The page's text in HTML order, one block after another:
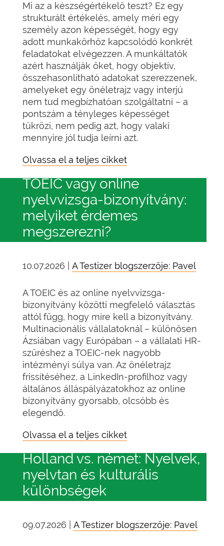
Mi az a készségértékelő teszt? Ez egy
strukturált értékelés, amely méri egy
személy azon képességét, hogy egy
adott munkakörhöz kapcsolódó konkrét
feladatokat elvégezzen. A munkáltatók
azért használják őket, hogy objektív,
összehasonlítható adatokat szerezzenek,
amelyeket egy önéletrajz vagy interjú
nem tud megbízhatóan szolgáltatni – a
pontszám a tényleges képességet
tükrözi, nem pedig azt, hogy valaki
mennyire jól tudja leírni azt.
Olvassa el a teljes cikket
TOEIC vagy online
nyelvvizsga-bizonyítvány:
melyiket érdemes
megszerezni?
10.07.2026 | A Testizer blogszerzője: Pavel
A TOEIC és az online nyelvvizsga-
bizonyítvány közötti megfelelő választás
attól függ, hogy mire kell a bizonyítvány.
Multinacionális vállalatoknál – különösen
Ázsiában vagy Európában – a vállalati HR-
szűréshez a TOEIC-nek nagyobb
intézményi súlya van. Az önéletrajz
frissítéséhez, a LinkedIn-profilhoz vagy
általános álláspályázatokhoz az online
bizonyítvány gyorsabb, olcsóbb és
elegendő.
Olvassa el a teljes cikket
Holland vs. német: Nyelvek,
nyelvtan és kulturális
különbségek
09.07.2026 | A Testizer blogszerzője: Pavel